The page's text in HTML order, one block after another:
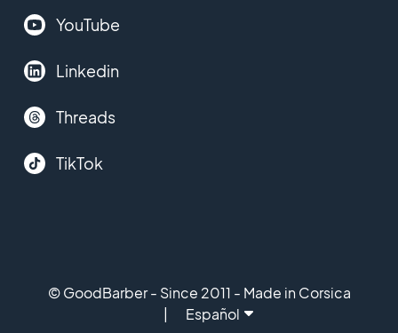
YouTube
Linkedin
Threads
TikTok
© GoodBarber - Since 2011 - Made in Corsica
Español